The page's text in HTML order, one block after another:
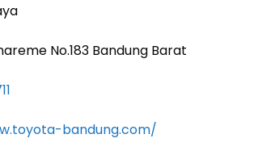
No.183 Bandung Barat
bandung.com/